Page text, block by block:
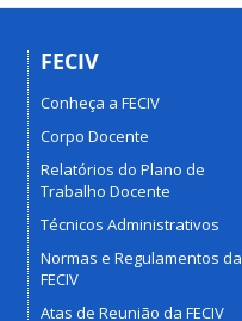
FECIV
Conheça a FECIV
Corpo Docente
Relatórios do Plano de
Trabalho Docente
Técnicos Administrativos
Normas e Regulamentos da
FECIV
Atas de Reunião da FECIV